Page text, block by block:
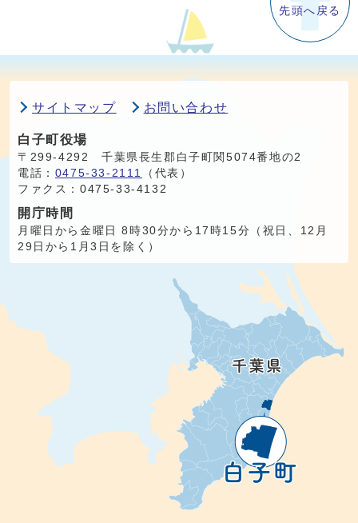
先頭へ戻る
サイトマップ お問い合わせ
白子町役場
〒299-4292 千葉県長生郡白子町関5074番地の2
電話： 0475-33-2111
（代表）
ファクス：0475-33-4132
開庁時間
月曜日から金曜日 8時30分から17時15分（祝日、12月
29日から1月3日を除く）